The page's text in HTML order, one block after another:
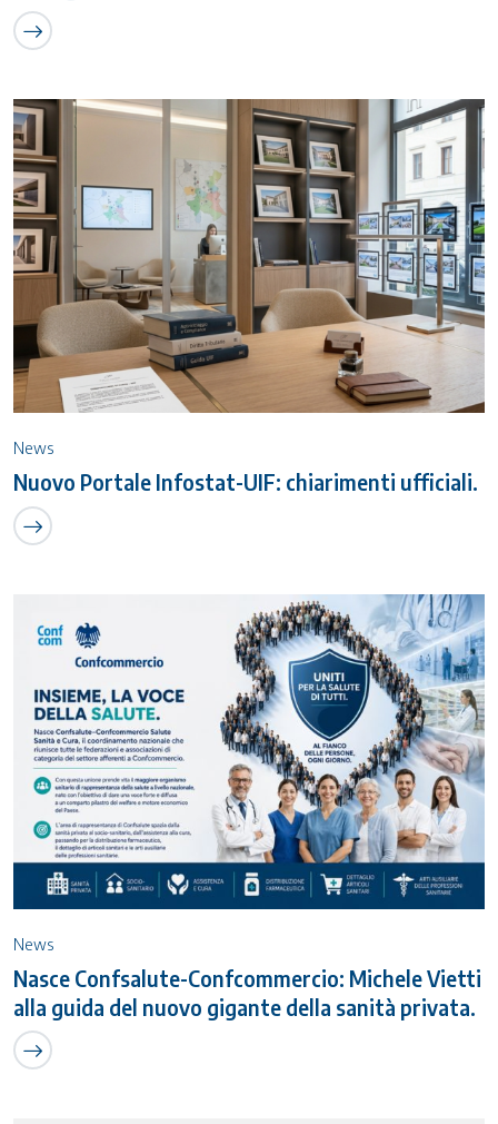
News
Nuovo Portale Infostat-UIF: chiarimenti ufficiali.
News
Nasce Confsalute-Confcommercio: Michele Vietti
alla guida del nuovo gigante della sanità privata.